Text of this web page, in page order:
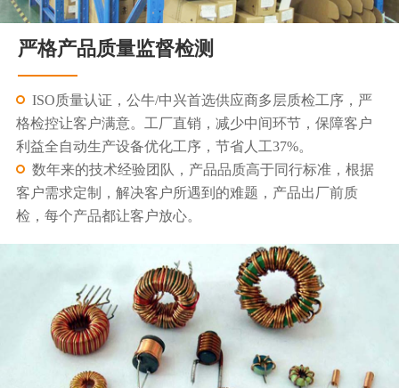
严格产品质量监督检测
ISO质量认证，公牛/中兴首选供应商多层质检工序，严
格检控让客户满意。工厂直销，减少中间环节，保障客户
利益全自动生产设备优化工序，节省人工37%。
数年来的技术经验团队，产品品质高于同行标准，根据
客户需求定制，解决客户所遇到的难题，产品出厂前质
检，每个产品都让客户放心。